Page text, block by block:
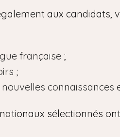
aux candidats,
française ;
;
connaissances
sélectionnés